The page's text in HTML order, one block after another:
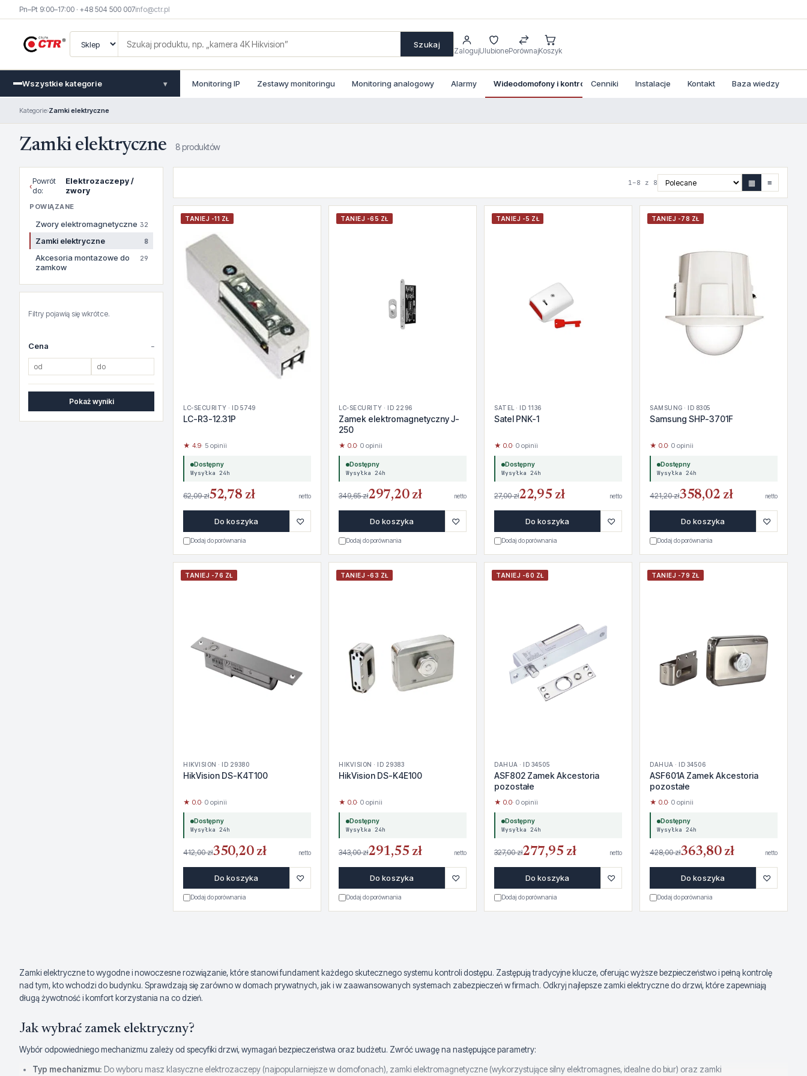
Pn–Pt 9:00–17:00 · +48 504 500 007info@ctr.pl
Szukaj
ZalogujUlubionePorównajKoszyk
Wszystkie kategorie ▾ Monitoring IP Zestawy monitoringu Monitoring analogowy Alarmy Wideodomofony i kontrola dostepu
Cenniki Instalacje Kontakt Baza wiedzy
Kategorie›Zamki elektryczne
Zamki elektryczne 8 produktów
‹Powrót
do:
Elektrozaczepy /
zwory
POWIĄZANE
Zwory elektromagnetyczne 32
Zamki elektryczne 8
Akcesoria montazowe do
zamkow
29
Filtry pojawią się wkrótce.
Cena
Pokaż wyniki
1–8 z 8 ▦ ≡
TANIEJ -11 ZŁ
LC-SECURITY · ID 5749
LC-R3-12.31P
★ 4.9· 5 opinii
Dostępny
Wysyłka 24h
62,09 zł52,78 zł netto
Do koszyka ♡
Dodaj do porównania
TANIEJ -65 ZŁ
LC-SECURITY · ID 2296
Zamek elektromagnetyczny J-
250
★ 0.0· 0 opinii
Dostępny
Wysyłka 24h
349,65 zł297,20 zł netto
Do koszyka ♡
Dodaj do porównania
TANIEJ -5 ZŁ
SATEL · ID 1136
Satel PNK-1
★ 0.0· 0 opinii
Dostępny
Wysyłka 24h
27,00 zł22,95 zł netto
Do koszyka ♡
Dodaj do porównania
TANIEJ -78 ZŁ
SAMSUNG · ID 8305
Samsung SHP-3701F
★ 0.0· 0 opinii
Dostępny
Wysyłka 24h
421,20 zł358,02 zł netto
Do koszyka ♡
Dodaj do porównania
TANIEJ -76 ZŁ
HIKVISION · ID 29380
HikVision DS-K4T100
★ 0.0· 0 opinii
Dostępny
Wysyłka 24h
412,00 zł350,20 zł netto
Do koszyka ♡
Dodaj do porównania
TANIEJ -63 ZŁ
HIKVISION · ID 29383
HikVision DS-K4E100
★ 0.0· 0 opinii
Dostępny
Wysyłka 24h
343,00 zł291,55 zł netto
Do koszyka ♡
Dodaj do porównania
TANIEJ -60 ZŁ
DAHUA · ID 34505
ASF802 Zamek Akcestoria
pozostałe
★ 0.0· 0 opinii
Dostępny
Wysyłka 24h
327,00 zł277,95 zł netto
Do koszyka ♡
Dodaj do porównania
TANIEJ -79 ZŁ
DAHUA · ID 34506
ASF601A Zamek Akcestoria
pozostałe
★ 0.0· 0 opinii
Dostępny
Wysyłka 24h
428,00 zł363,80 zł netto
Do koszyka ♡
Dodaj do porównania
Zamki elektryczne to wygodne i nowoczesne rozwiązanie, które stanowi fundament każdego skutecznego systemu kontroli dostępu. Zastępują tradycyjne klucze, oferując wyższe bezpieczeństwo i pełną kontrolę
nad tym, kto wchodzi do budynku. Sprawdzają się zarówno w domach prywatnych, jak i w zaawansowanych systemach zabezpieczeń w firmach. Odkryj najlepsze zamki elektryczne do drzwi, które zapewniają
długą żywotność i komfort korzystania na co dzień.
Jak wybrać zamek elektryczny?
Wybór odpowiedniego mechanizmu zależy od specyfiki drzwi, wymagań bezpieczeństwa oraz budżetu. Zwróć uwagę na następujące parametry:
Typ mechanizmu: Do wyboru masz klasyczne elektrozaczepy (najpopularniejsze w domofonach), zamki elektromagnetyczne (wykorzystujące silny elektromagnes, idealne do biur) oraz zamki